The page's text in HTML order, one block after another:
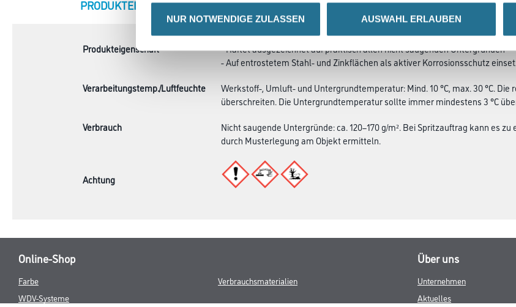
NUR NOTWENDIGE ZULASSEN AUSWAHL ERLAUBEN
CURRENT
PRODUKTEIGENSCHAFTEN ZUSATZINFOS GEFAHRENHINWEISE
Produkteigenschaft
- Haftet ausgezeichnet auf praktisch allen nicht saugenden Untergründen
- Auf entrostetem Stahl- und Zinkflächen als aktiver Korrosionsschutz
Verarbeitungstemp./Luftfeuchte
Werkstoff-, Umluft- und Untergrundtemperatur: Mind. 10 °C, max. 30 °C.
überschreiten. Die Untergrundtemperatur sollte immer mindestens 3 °C
Verbrauch
Nicht saugende Untergründe: ca. 120–170 g/m². Bei Spritzauftrag kann es
durch Musterle­gung am Objekt ermitteln.
Achtung
Online-Shop
Farbe
WDV-Systeme
Verbrauchsmaterialien
Über uns
Unternehmen
Aktuelles